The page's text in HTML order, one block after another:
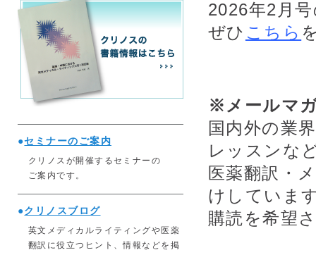
2026年2月
ぜひ こちら
※メールマ
国内外の業
レッスンな
医薬翻訳・
けしていま
購読を希望
●セミナーのご案内
クリノスが開催するセミナーの
ご案内です。
●クリノスブログ
英文メディカルライティングや医薬
翻訳に役立つヒント、情報などを掲